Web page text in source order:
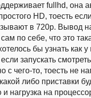
fullhd, она
HD, тоесть
в 720p. Вывод
по себе, что это
бы узнать как
запускать
с чего-то, тоесть не
либо приставки
и нагрузка на